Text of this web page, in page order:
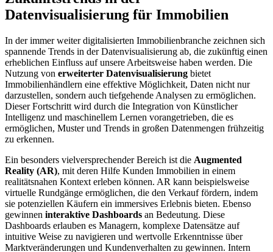
Datenvisualisierung für Immobilien
In der immer weiter digitalisierten Immobilienbranche zeichnen sich
spannende Trends in der Datenvisualisierung ab, die zukünftig einen
erheblichen Einfluss auf unsere Arbeitsweise haben werden. Die
Nutzung von erweiterter Datenvisualisierung bietet
Immobilienhändlern eine effektive Möglichkeit, Daten nicht nur
darzustellen, sondern auch tiefgehende Analysen zu ermöglichen.
Dieser Fortschritt wird durch die Integration von Künstlicher
Intelligenz und maschinellem Lernen vorangetrieben, die es
ermöglichen, Muster und Trends in großen Datenmengen frühzeitig
zu erkennen.
Ein besonders vielversprechender Bereich ist die Augmented
Reality (AR), mit deren Hilfe Kunden Immobilien in einem
realitätsnahen Kontext erleben können. AR kann beispielsweise
virtuelle Rundgänge ermöglichen, die den Verkauf fördern, indem
sie potenziellen Käufern ein immersives Erlebnis bieten. Ebenso
gewinnen interaktive Dashboards an Bedeutung. Diese
Dashboards erlauben es Managern, komplexe Datensätze auf
intuitive Weise zu navigieren und wertvolle Erkenntnisse über
Marktveränderungen und Kundenverhalten zu gewinnen. Intern